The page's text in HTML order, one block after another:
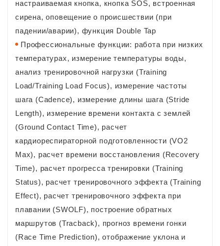
настраиваемая кнопка, кнопка SOS, встроенная
сирена, оповещение о происшествии (при
падении/аварии), функция Double Tap
Профессиональные функции: работа при низких
температурах, измерение температуры воды,
анализ тренировочной нагрузки (Training
Load/Training Load Focus), измерение частоты
шага (Cadence), измерение длины шага (Stride
Length), измерение времени контакта с землей
(Ground Contact Time), расчет
кардиореспираторной подготовленности (VO2
Max), расчет времени восстановления (Recovery
Time), расчет прогресса тренировки (Training
Status), расчет тренировочного эффекта (Training
Effect), расчет тренировочного эффекта при
плавании (SWOLF), построение обратных
маршрутов (Tracback), прогноз времени гонки
(Race Time Prediction), отображение уклона и